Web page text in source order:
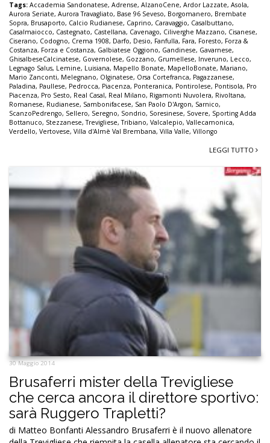
Tags: Accademia Sandonatese, Adrense, AlzanoCene, Ardor Lazzate, Asola,
Aurora Seriate, Aurora Travagliato, Base 96 Seveso, Borgomanero, Brembate
Sopra, Brusaporto, Calcio Rudianese, Caprino, Caravaggio, Casalbuttano,
Casalmaiocco, Castegnato, Castellana, Cavenago, Ciliverghe Mazzano, Cisanese,
Ciserano, Codogno, Crema 1908, Darfo, Desio, Fanfulla, Fara, Foresto, Forza &
Costanza, Forza e Costanza, Galbiatese Oggiono, Gandinese, Gavarnese,
GhisalbeseCalcinatese, Governolese, Gozzano, Grumellese, Inveruno, Lecco,
Legnago Salus, Lemine, Luisiana, Mapello Bonate, MapelloBonate, Mariano,
Mario Zanconti, Melegnano, Olginatese, Orsa Cortefranca, Pagazzanese,
Paladina, Paullese, Pedrocca, Piacenza, Ponteranica, Pontirolese, Pontisola, Pro
Piacenza, Pro Sesto, Real Casal, Real Milano, Rigamonti Nuvolera, Rivoltana,
Romanese, Rudianese, Sambonifacese, San Paolo D'Argon, Sarnico,
ScanzoPedrengo, Sellero, Seregno, Sondrio, Soresinese, Sovere, Sporting Adda
Bottanuco, Stezzanese,Trevigliese,Tribiano, Valcalepio, Vallecamonica,
Verdello, Vertovese, Villa d'Almè Val Brembana, Villa Valle, Villongo
LEGGI TUTTO
30 Maggio 2014
Brusaferri mister della Trevigliese
che cerca ancora il direttore sportivo:
sarà Ruggero Trapletti?
di Matteo Bonfanti Alessandro Brusaferri è il nuovo allenatore